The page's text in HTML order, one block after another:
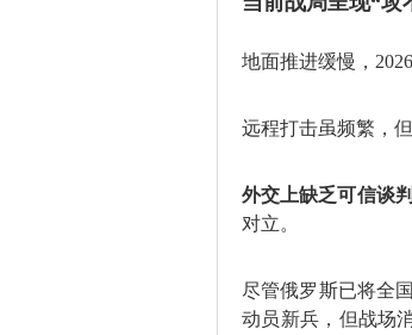
地面推进缓慢，
远程打击虽频繁，
外交上缺乏可信谈
对立。
尽管俄罗斯已将全
动员新兵，但战场